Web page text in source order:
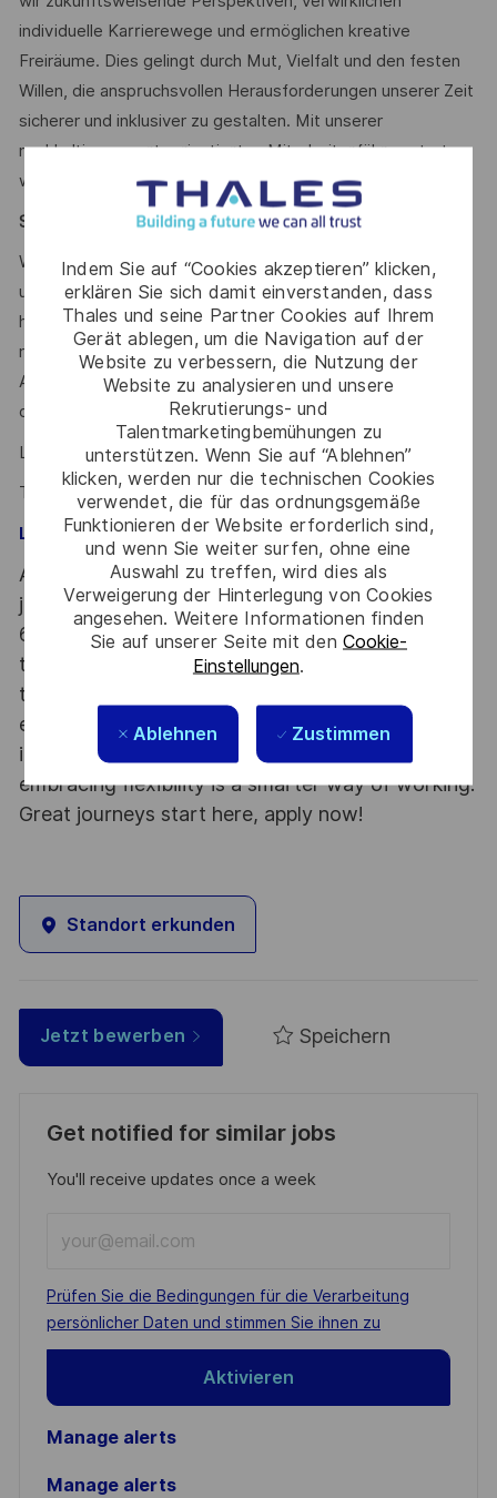
Indem Sie auf “Cookies akzeptieren” klicken,
erklären Sie sich damit einverstanden, dass
Thales und seine Partner Cookies auf Ihrem
Gerät ablegen, um die Navigation auf der
Website zu verbessern, die Nutzung der
Website zu analysieren und unsere
Rekrutierungs- und
Talentmarketingbemühungen zu
unterstützen. Wenn Sie auf “Ablehnen”
klicken, werden nur die technischen Cookies
verwendet, die für das ordnungsgemäße
Funktionieren der Website erforderlich sind,
und wenn Sie weiter surfen, ohne eine
Auswahl zu treffen, wird dies als
Verweigerung der Hinterlegung von Cookies
angesehen. Weitere Informationen finden
Sie auf unserer Seite mit den Cookie-
Einstellungen.
Ablehnen Zustimmen
individuelle Karrierewege und ermöglichen kreative
Freiräume. Dies gelingt durch Mut, Vielfalt und den festen
Willen, die anspruchsvollen Herausforderungen unserer Zeit
sicherer und inklusiver zu gestalten. Mit unserer
nachhaltigen, werteorientierten Mitarbeiterführung treten
wir aktiv für Diversität ein.
Say HI* – Dein Weg zu uns
Wenn die Zeichen der Zeit auf Veränderung stehen, sind
unsere internationalen Teams da, um der Komplexität von
heute mit den branchenführenden Technologien von
morgen zu begegnen. Bist du dabei? Dein/e
Ansprechpartnerin Lisa Ungemach freut sich schon auf
deine Online-Bewerbung über unser Karriereportal.
Lisa Ungemach #LI-LU1
Talent Acquisition Partnerin
Lisa.Ungemach@thalesgroup.com
At Thales we provide CAREERS and not only
jobs. With Thales employing 80,000 employees in
68 countries our mobility policy enables
thousands of employees each year to develop
their careers at home and abroad, in their
existing areas of expertise or by branching out
into new fields. Together we believe that
embracing flexibility is a smarter way of working.
Great journeys start here, apply now!
Standort erkunden
Jetzt bewerben Speichern
Get notified for similar jobs
You'll receive updates once a week
Email
address
(Required)
Required
Prüfen Sie die Bedingungen für die Verarbeitung
persönlicher Daten und stimmen Sie ihnen zu
Aktivieren
Manage alerts
Manage alerts